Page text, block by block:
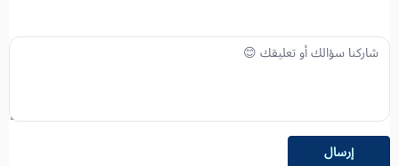
إرسال